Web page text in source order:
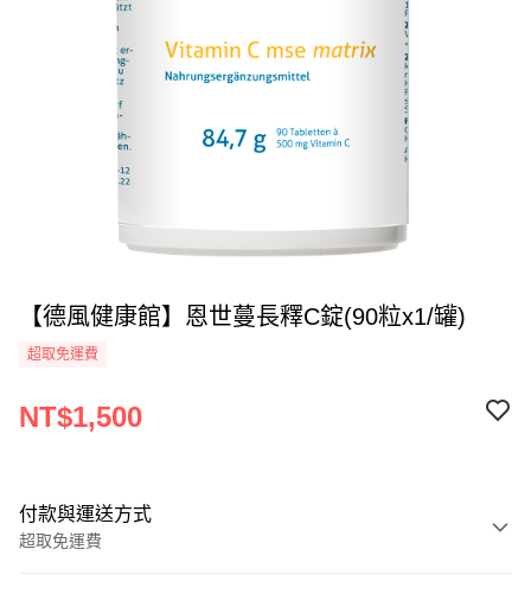
【德風健康館】恩世蔓長釋C錠(90粒x1/罐)
超取免運費
NT$1,500
付款與運送方式
超取免運費